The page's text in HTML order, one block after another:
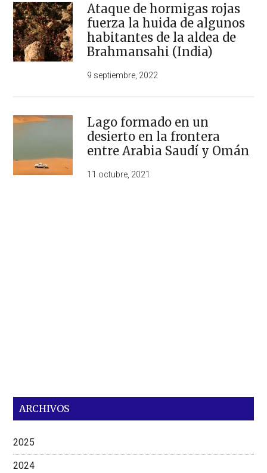
Ataque de hormigas rojas
fuerza la huida de algunos
habitantes de la aldea de
Brahmansahi (India)
9 septiembre, 2022
Lago formado en un
desierto en la frontera
entre Arabia Saudí y Omán
11 octubre, 2021
ARCHIVOS
2025
2024